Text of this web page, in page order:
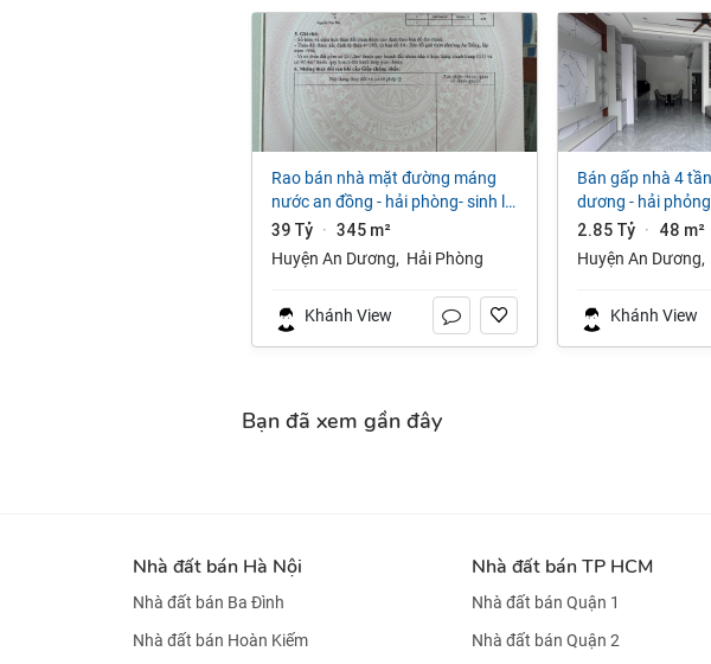
rao bán nhà mặt đường máng
nước an đồng - hải phòng- sinh lời
ngay
39 Tỷ · 345 m²
Huyện An Dương, Hải Phòng
Khánh View
bán gấp nhà 4 tầng đẹp tt. an
dương - hải phỏng
2.85 Tỷ · 48 m²
Huyện An Dương,
Khánh View
Bạn đã xem gần đây
Nhà đất bán Hà Nội
Nhà đất bán Ba Đình
Nhà đất bán Hoàn Kiếm
Nhà đất bán TP HCM
Nhà đất bán Quận 1
Nhà đất bán Quận 2